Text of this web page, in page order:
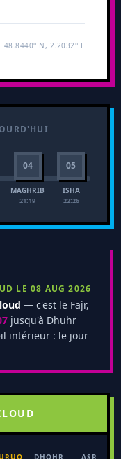
48.8440° N, 2.2032° E
04
MAGHRIB
21:19
05
ISHA
22:26
LE 08 AUG 2026
— c'est le Fajr,
jusqu'à Dhuhr
intérieur : le jour
DHOHR ASR